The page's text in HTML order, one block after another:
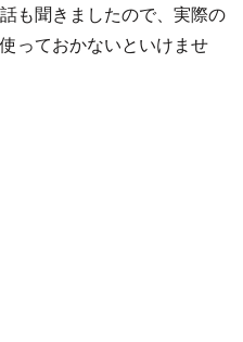
も聞きましたので、実際の
っておかないといけませ